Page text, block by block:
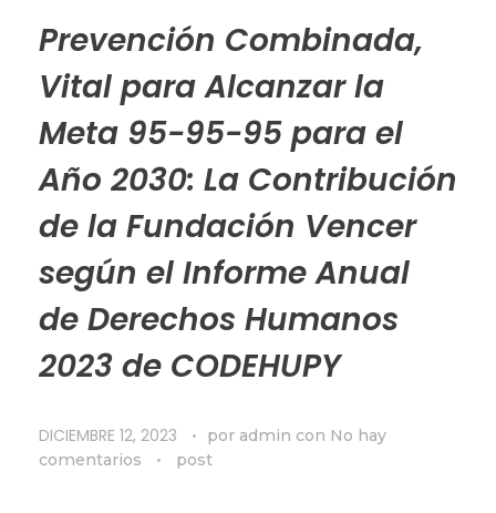
Prevención Combinada,
Vital para Alcanzar la
Meta 95-95-95 para el
Año 2030: La Contribución
de la Fundación Vencer
según el Informe Anual
de Derechos Humanos
2023 de CODEHUPY
DICIEMBRE 12, 2023 por admin con No hay
comentarios
post